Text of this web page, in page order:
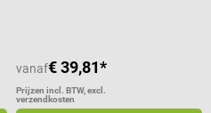
vanaf€ 39,81*
Prijzen incl. BTW, excl.
verzendkosten